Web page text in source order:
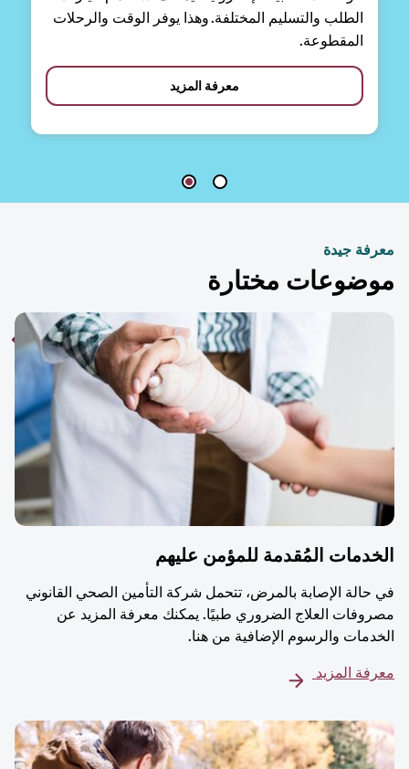
الطلب والتسليم المختلفة. وهذا يوفر الوقت والرحلات
المقطوعة.
معرفة المزيد
جيدة
مختارة
المُقدمة للمؤمن عليهم
الإصابة بالمرض، تتحمل شركة التأمين الصحي القانوني
العلاج الضروري طبيًا. يمكنك معرفة المزيد عن
والرسوم الإضافية من هنا.
المزيد